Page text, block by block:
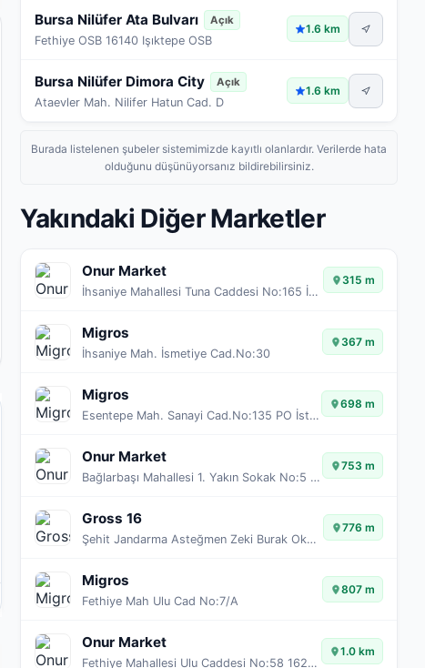
Bursa Nilüfer Ata Bulvarı Açık
Fethiye OSB 16140 Işıktepe OSB
1.6 km
Bursa Nilüfer Dimora City Açık
Ataevler Mah. Nilifer Hatun Cad. D
1.6 km
Burada listelenen şubeler sistemimizde kayıtlı olanlardır. Verilerde hata
olduğunu düşünüyorsanız bildirebilirsiniz.
Yakındaki Diğer Marketler
Onur Market
İhsaniye Mahallesi Tuna Caddesi No:165 İhsaniye
315 m
Migros
İhsaniye Mah. İsmetiye Cad.No:30
367 m
Migros
Esentepe Mah. Sanayi Cad.No:135 PO İstasyon içi
698 m
Onur Market
Bağlarbaşı Mahallesi 1. Yakın Sokak No:5 16170 Bağlarbaşı
753 m
Gross 16
Şehit Jandarma Asteğmen Zeki Burak Okay Caddesi, PK: 16170
776 m
Migros
Fethiye Mah Ulu Cad No:7/A
807 m
Onur Market
Fethiye Mahallesi Ulu Caddesi No:58 16210 Ataevler
1.0 km